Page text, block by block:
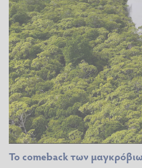
Το comeback των